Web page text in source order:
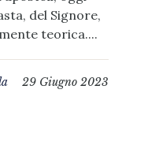
del Signore,
teorica....
29 Giugno 2023